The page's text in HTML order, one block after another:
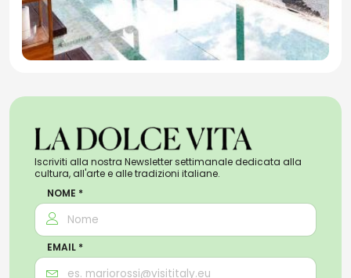
Iscriviti alla nostra Newsletter settimanale dedicata alla
cultura, all'arte e alle tradizioni italiane.
NOME *
EMAIL *